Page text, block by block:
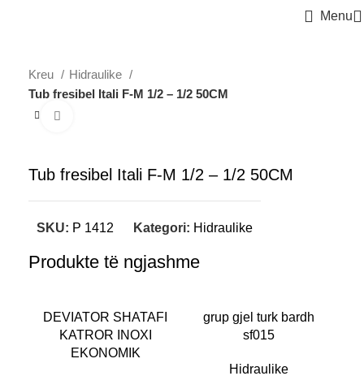
Menu
Kreu
Hidraulike
Tub fresibel Itali F-M 1/2 – 1/2 50CM
Tub fresibel Itali F-M 1/2 – 1/2 50CM
SKU: P 1412 Kategori: Hidraulike
Produkte të ngjashme
DEVIATOR SHATAFI
KATROR INOXI
EKONOMIK
grup gjel turk bardh
sf015
Hidraulike